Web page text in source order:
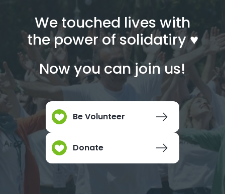
We touched lives with
the power of solidatiry ♥︎
Now you can join us!
Be Volunteer
Donate